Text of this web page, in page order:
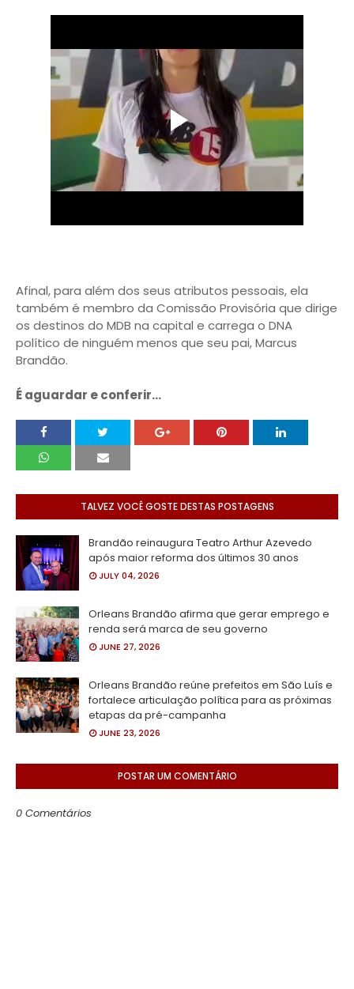
Afinal, para além dos seus atributos pessoais, ela
também é membro da Comissão Provisória que dirige
os destinos do MDB na capital e carrega o DNA
político de ninguém menos que seu pai, Marcus
Brandão.
É aguardar e conferir...
TALVEZ VOCÊ GOSTE DESTAS POSTAGENS
Brandão reinaugura Teatro Arthur Azevedo
após maior reforma dos últimos 30 anos
JULY 04, 2026
Orleans Brandão afirma que gerar emprego e
renda será marca de seu governo
JUNE 27, 2026
Orleans Brandão reúne prefeitos em São Luís e
fortalece articulação política para as próximas
etapas da pré-campanha
JUNE 23, 2026
POSTAR UM COMENTÁRIO
0 Comentários